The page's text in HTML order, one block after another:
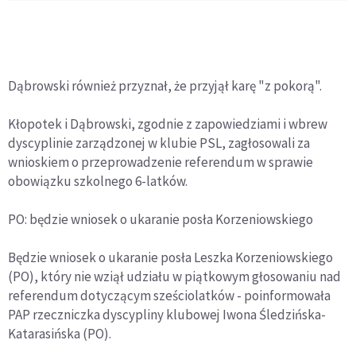
Dąbrowski również przyznał, że przyjął karę "z pokorą".
Kłopotek i Dąbrowski, zgodnie z zapowiedziami i wbrew
dyscyplinie zarządzonej w klubie PSL, zagłosowali za
wnioskiem o przeprowadzenie referendum w sprawie
obowiązku szkolnego 6-latków.
PO: będzie wniosek o ukaranie posła Korzeniowskiego
Będzie wniosek o ukaranie posła Leszka Korzeniowskiego
(PO), który nie wziął udziału w piątkowym głosowaniu nad
referendum dotyczącym sześciolatków - poinformowała
PAP rzeczniczka dyscypliny klubowej Iwona Śledzińska-
Katarasińska (PO).